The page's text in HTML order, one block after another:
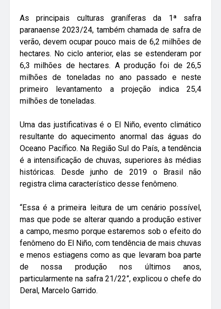
As principais culturas graníferas da 1ª safra
paranaense 2023/24, também chamada de safra de
verão, devem ocupar pouco mais de 6,2 milhões de
hectares. No ciclo anterior, elas se estenderam por
6,3 milhões de hectares. A produção foi de 26,5
milhões de toneladas no ano passado e neste
primeiro levantamento a projeção indica 25,4
milhões de toneladas.
Uma das justificativas é o El Niño, evento climático
resultante do aquecimento anormal das águas do
Oceano Pacífico. Na Região Sul do País, a tendência
é a intensificação de chuvas, superiores às médias
históricas. Desde junho de 2019 o Brasil não
registra clima característico desse fenômeno.
“Essa é a primeira leitura de um cenário possível,
mas que pode se alterar quando a produção estiver
a campo, mesmo porque estaremos sob o efeito do
fenômeno do El Niño, com tendência de mais chuvas
e menos estiagens como as que levaram boa parte
de nossa produção nos últimos anos,
particularmente na safra 21/22”, explicou o chefe do
Deral, Marcelo Garrido.